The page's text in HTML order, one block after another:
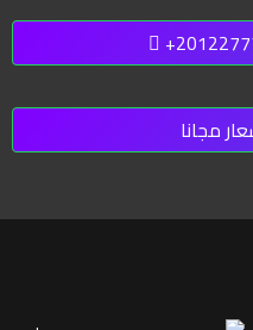
مجانا